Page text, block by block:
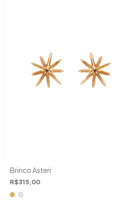
Brinco Asteri
R$315,00